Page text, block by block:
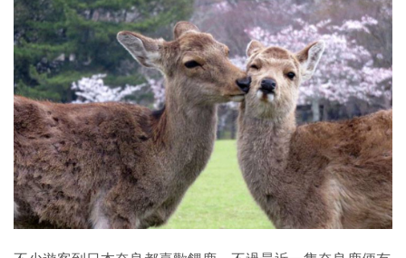
IT Times
生成式AI與雲端應用
Enterprise Digital Transformation
特集